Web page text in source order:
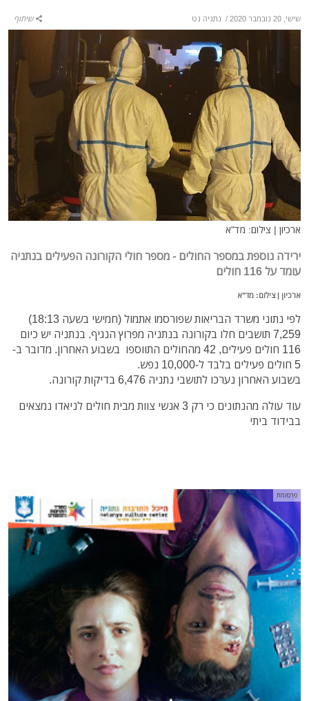
שישי, 20 נובמבר 2020 / נתניה נט שיתוף
ארכיון | צילום: מד"א
ירידה נוספת במספר החולים -מספר חולי הקורונה הפעילים בנתניה
עומד על 116 חולים
ארכיון | צילום: מד"א
לפי נתוני משרד הבריאות שפורסמו אתמול (חמישי בשעה 18:13)
7,259 תושבים חלו בקורונה בנתניה מפרוץ הנגיף. בנתניה יש כיום
116 חולים פעילים, 42 מהחולים התווספו בשבוע האחרון. מדובר ב-
5 חולים פעילים בלבד ל-10,000 נפש.
בשבוע האחרון נערכו לתושבי נתניה 6,476 בדיקות קורונה.
עוד עולה מהנתונים כי רק 3 אנשי צוות מבית חולים לניאדו נמצאים
בבידוד ביתי
פרסומת